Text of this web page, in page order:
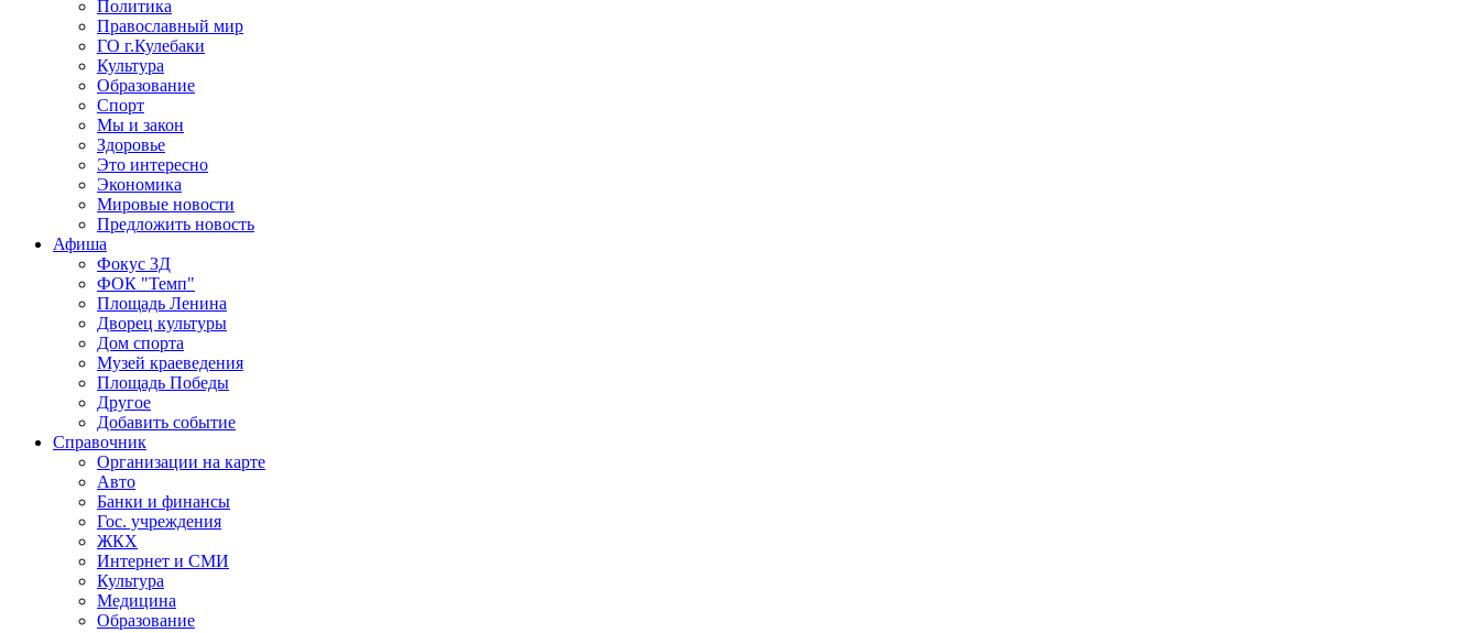
Политика
Православный мир
ГО г.Кулебаки
Культура
Образование
Спорт
Мы и закон
Здоровье
Это интересно
Экономика
Мировые новости
Предложить новость
Афиша
Фокус 3Д
ФОК "Темп"
Площадь Ленина
Дворец культуры
Дом спорта
Музей краеведения
Площадь Победы
Другое
Добавить событие
Справочник
Организации на карте
Авто
Банки и финансы
Гос. учреждения
ЖКХ
Интернет и СМИ
Культура
Медицина
Образование